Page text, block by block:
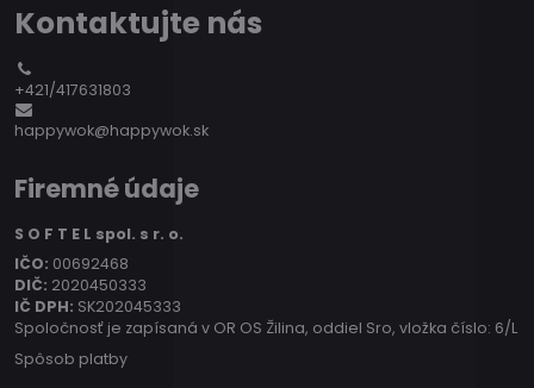
Kontaktujte nás
+421/417631803
happywok@happywok.sk
Firemné údaje
S O F T E L spol. s r. o.
IČO: 00692468
DIČ: 2020450333
IČ DPH: SK202045333
Spoločnosť je zapísaná v OR OS Žilina, oddiel Sro, vložka číslo: 6/L
Spôsob platby